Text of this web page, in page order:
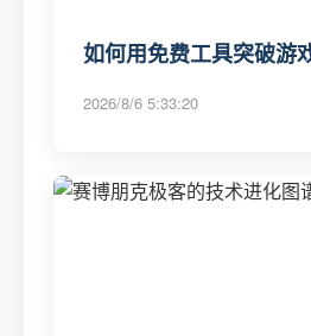
如何用免费工具突破游
2026/8/6 5:33:20